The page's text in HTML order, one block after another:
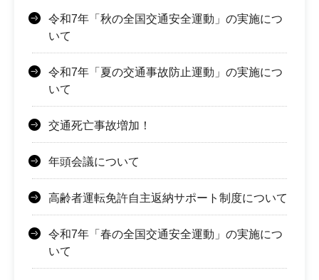
令和7年「秋の全国交通安全運動」の実施につ
いて
令和7年「夏の交通事故防止運動」の実施につ
いて
交通死亡事故増加！
年頭会議について
高齢者運転免許自主返納サポート制度について
令和7年「春の全国交通安全運動」の実施につ
いて